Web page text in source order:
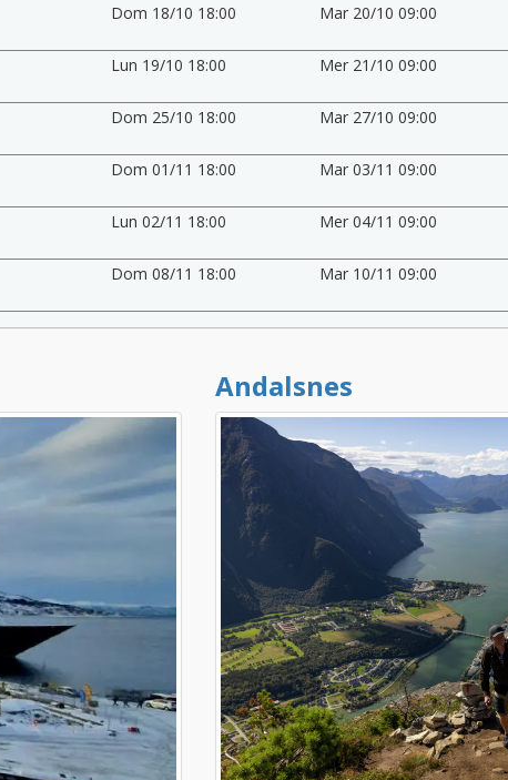
Dom 18/10 18:00 Mar 20/10 09:00
Lun 19/10 18:00 Mer 21/10 09:00
Dom 25/10 18:00 Mar 27/10 09:00
Dom 01/11 18:00 Mar 03/11 09:00
Lun 02/11 18:00 Mer 04/11 09:00
Dom 08/11 18:00 Mar 10/11 09:00
Andalsnes